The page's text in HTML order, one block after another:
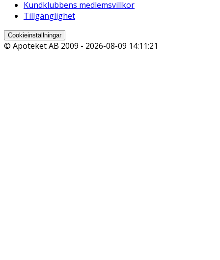
Kundklubbens medlemsvillkor
Tillgänglighet
Cookieinställningar
© Apoteket AB 2009 - 2026-08-09 14:11:21